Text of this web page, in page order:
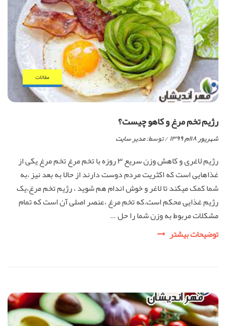
مقالات
رژیم تخم مرغ و کاهو چیست؟
شهریور ۱۸ام, ۱۳۹۹ / توسط:مدیر سایت
رژیم لاغری و کاهش وزن سریع ۳ روزه با تخم مرغ تخم مرغ یکی از
غذاهایی است که اکثریت مردم دوست دارند از حالا به بعد نیز ،به
شما کمک میکند تا لاغر و خوش اندام هم شوید ، رژیم تخم مرغ،یک
رژیم غذایی محکم است.که تخم مرغ ،عنصر اصلی آن است که تمام
مشکلات مربوط به وزن شما را حل …
رژیم
کاهو
چیست؟
توضیحات بیشتر